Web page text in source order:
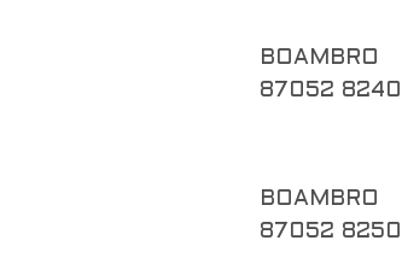
BOAMBRO
87052 8240
BOAMBRO
87052 8250